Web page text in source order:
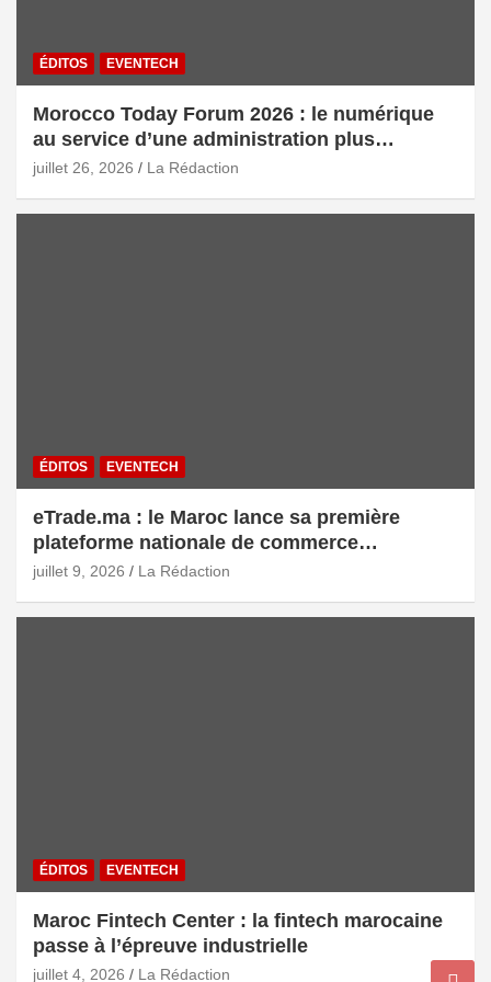
ÉDITOS EVENTECH
Morocco Today Forum 2026 : le numérique
au service d’une administration plus
intelligente
juillet 26, 2026 La Rédaction
ÉDITOS EVENTECH
eTrade.ma : le Maroc lance sa première
plateforme nationale de commerce
électronique B2B pour accélérer les
juillet 9, 2026 La Rédaction
ÉDITOS EVENTECH
Maroc Fintech Center : la fintech marocaine
passe à l’épreuve industrielle
juillet 4, 2026 La Rédaction